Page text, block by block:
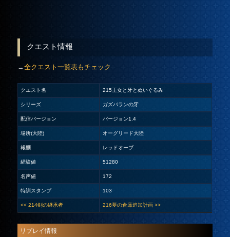
クエスト情報
→全クエスト一覧表もチェック
クエスト名 215王女と牙とぬいぐるみ
シリーズ ガズバランの牙
配信バージョン バージョン1.4
場所(大陸) オーグリード大陸
報酬 レッドオーブ
経験値 51280
名声値 172
特訓スタンプ 103
<< 214剣の継承者 216夢の倉庫追加計画 >>
リプレイ情報